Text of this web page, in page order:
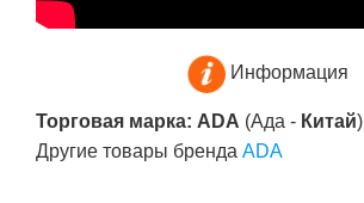
Информация
Торговая марка: ADA (Ада - Китай)
Другие товары бренда ADA